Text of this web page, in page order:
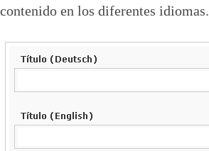
contenido en los diferentes idiomas.